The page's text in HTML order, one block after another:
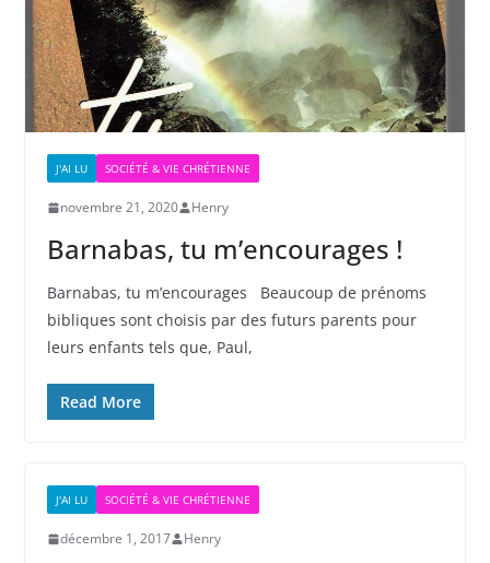
J'AI LU SOCIÉTÉ & VIE CHRÉTIENNE
novembre 21, 2020 Henry
Barnabas, tu m’encourages !
Barnabas, tu m’encourages Beaucoup de prénoms
bibliques sont choisis par des futurs parents pour
leurs enfants tels que, Paul,
Read More
J'AI LU SOCIÉTÉ & VIE CHRÉTIENNE
décembre 1, 2017 Henry